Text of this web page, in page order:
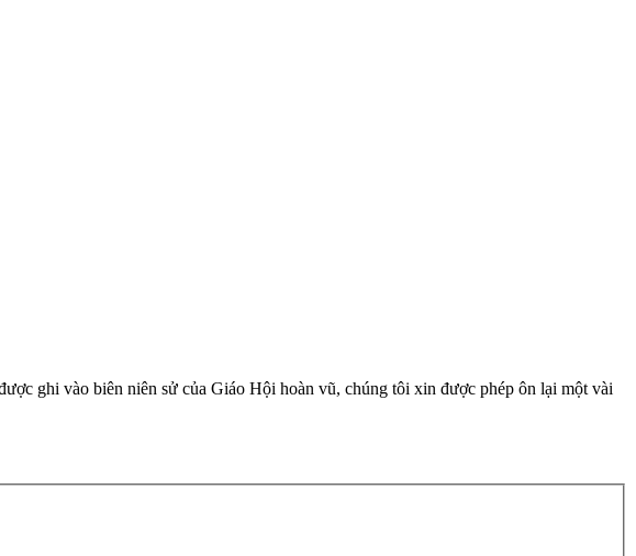
vào biên niên sử của Giáo Hội hoàn vũ, chúng tôi xin được phép ôn lại một vài